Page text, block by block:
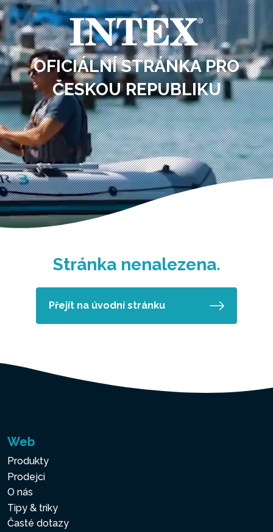
OFICIÁLNÍ STRÁNKA PRO
ČESKOU REPUBLIKU
Stránka nenalezena.
Přejít na úvodní stránku
Web
Produkty
Prodejci
O nás
Tipy & triky
Časté dotazy